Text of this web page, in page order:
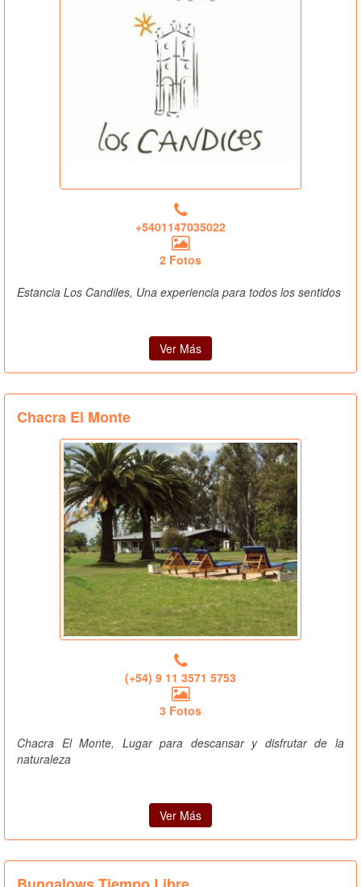
+5401147035022
2 Fotos
Estancia Los Candiles, Una experiencia para todos los sentidos
Ver Más
Chacra El Monte
(+54) 9 11 3571 5753
3 Fotos
Chacra El Monte, Lugar para descansar y disfrutar de la
naturaleza
Ver Más